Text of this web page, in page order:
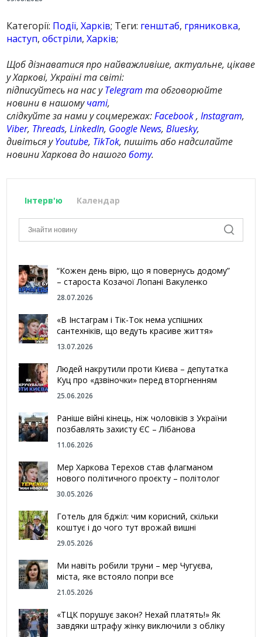
Категорії: Події,Харків; Теги: генштаб, гряниковка,
наступ,обстріли,Харків;
Щоб дізнаватися про найважливіше, актуальне, цікаве
у Харкові, Україні та світі:
підписуйтесь на нас уTelegram та обговорюйте
новини в нашомучаті,
слідкуйте за нами у соцмережах:Facebook,Instagram,
Viber, Threads,LinkedIn, Google News,Bluesky,
дивіться уYoutube, TikTok, пишіть або надсилайте
новини Харкова до нашогоботу.
Інтерв'ю Календар
“Кожен день вірю, що я повернусь додому”
– староста Козачої Лопані Вакуленко
28.07.2026
«В Інстаграм і Тік-Ток нема успішних
сантехніків, що ведуть красиве життя»
13.07.2026
Людей накрутили проти Києва – депутатка
Куц про «дзвіночки» перед вторгненням
25.06.2026
Раніше війні кінець, ніж чоловіків з України
позбавлять захисту ЄС – Лібанова
11.06.2026
Мер Харкова Терехов став флагманом
нового політичного проєкту – політолог
30.05.2026
Готель для бджіл: чим корисний, скільки
коштує і до чого тут врожай вишні
29.05.2026
Ми навіть робили труни – мер Чугуєва,
міста, яке встояло попри все
21.05.2026
«ТЦК порушує закон? Нехай платять!» Як
завдяки штрафу жінку виключили з обліку